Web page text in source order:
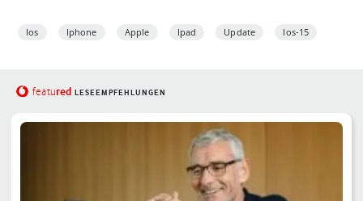
Ios Iphone Apple Ipad Update Ios-15
featured LESEEMPFEHLUNGEN